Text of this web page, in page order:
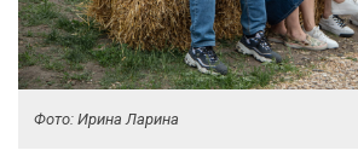
Фото: Ирина Ларина